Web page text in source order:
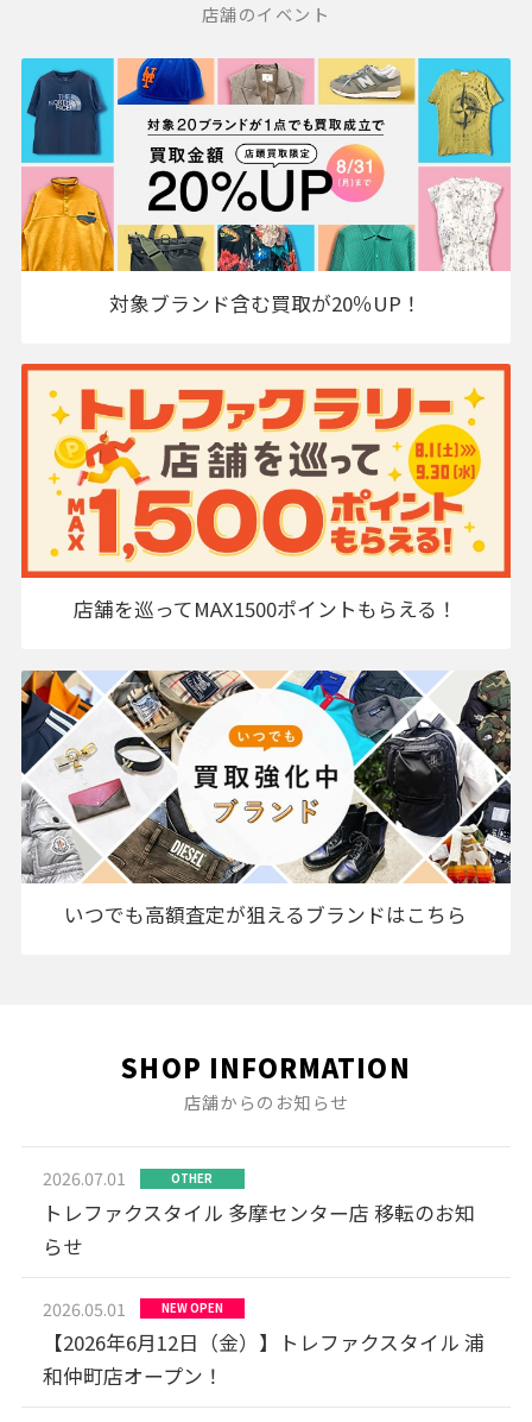
店舗のイベント
対象ブランド含む買取が20％UP！
店舗を巡ってMAX1500ポイントもらえる！
いつでも高額査定が狙えるブランドはこちら
SHOP INFORMATION
店舗からのお知らせ
OTHER
2026.07.01
トレファクスタイル 多摩センター店 移転のお知
らせ
NEW OPEN
2026.05.01
【2026年6月12日（金）】トレファクスタイル 浦
和仲町店オープン！